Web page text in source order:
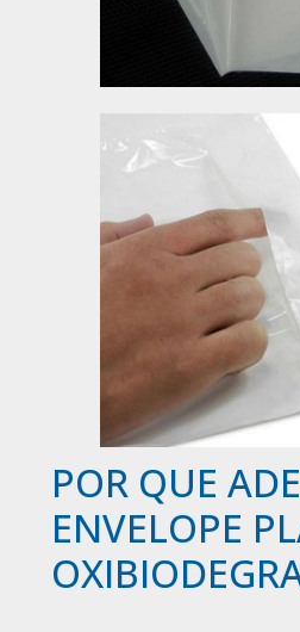
POR QUE
ENVELOPE